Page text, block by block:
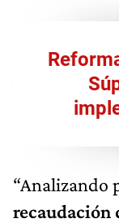
“Analizando
recaudación